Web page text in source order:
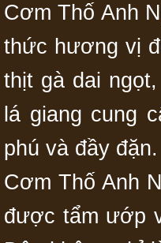
Cơm Thố Anh
thức hương vị
thịt gà dai
lá giang cung
phú và đầy đặn.
Cơm Thố Anh
được tẩm ướp